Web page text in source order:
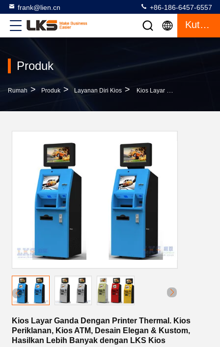
frank@lien.cn +86-186-6457-6557
Kutipan
Produk
Rumah > Produk > Layanan Diri Kios > Kios Layar Ganda Dengan Printer Thermal. Kios Periklanan, Kios ATM, Desain Elegan & Kustom, Hasilkan Lebih Banyak Dengan LKS Kios
Kios Layar Ganda Dengan Printer Thermal. Kios
Periklanan, Kios ATM, Desain Elegan & Kustom,
Hasilkan Lebih Banyak dengan LKS Kios